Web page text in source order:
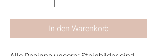
In den Warenkorb